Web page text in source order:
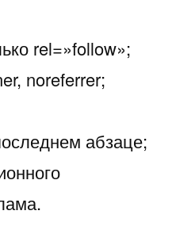
rel=»follow»;
noreferrer;
абзаце;